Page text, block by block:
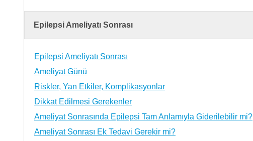
Epilepsi Ameliyatı Sonrası
Epilepsi Ameliyatı Sonrası
Ameliyat Günü
Riskler, Yan Etkiler, Komplikasyonlar
Dikkat Edilmesi Gerekenler
Ameliyat Sonrasında Epilepsi Tam Anlamıyla Giderilebilir mi?
Ameliyat Sonrası Ek Tedavi Gerekir mi?